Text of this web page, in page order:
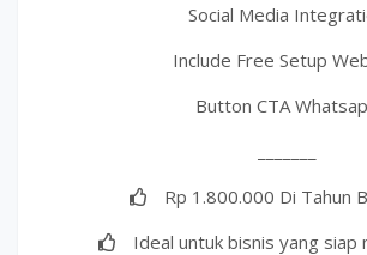
Social Media
Include Free Setup
Button CTA
Rp 1.800.000 Di Tahun
Ideal untuk bisnis yang siap